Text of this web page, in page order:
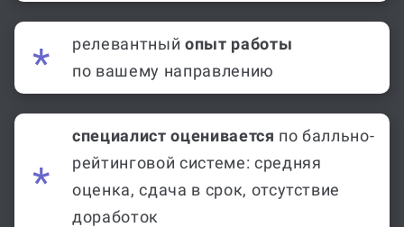
релевантный опыт работы
по вашему направлению
специалист оценивается по балльно-
рейтинговой системе: средняя
оценка, сдача в срок, отсутствие
доработок